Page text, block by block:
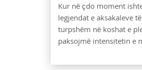
Kur në çdo moment
legjendat e aksakaleve
turpshëm në koshat e
paksojmë intensitetin e